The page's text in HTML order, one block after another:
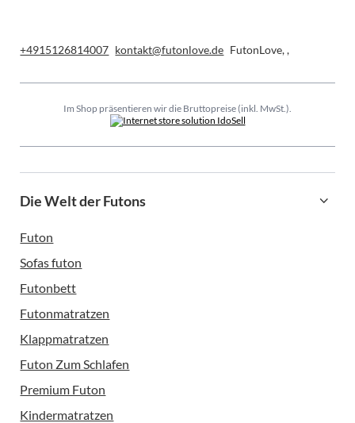
+4915126814007 kontakt@futonlove.de FutonLove,,
Im Shop präsentieren wir die Bruttopreise (inkl. MwSt.).
Die Welt der Futons
Futon
Sofas futon
Futonbett
Futonmatratzen
Klappmatratzen
Futon Zum Schlafen
Premium Futon
Kindermatratzen